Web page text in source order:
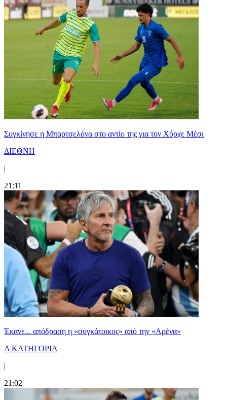
Συγκίνησε η Μπαρτσελόνα στο αντίο της για τον Χόρχε Μέσι
ΔΙΕΘΝΗ
|
21:11
Έκανε... απόδραση η «συγκάτοικος» από την «Αρένα»
Α ΚΑΤΗΓΟΡΙΑ
|
21:02